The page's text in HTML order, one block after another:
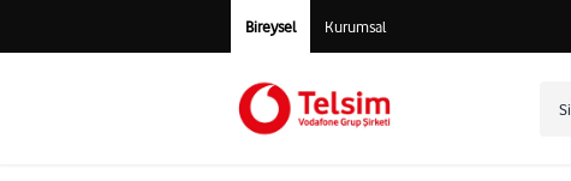
Bireysel Kurumsal